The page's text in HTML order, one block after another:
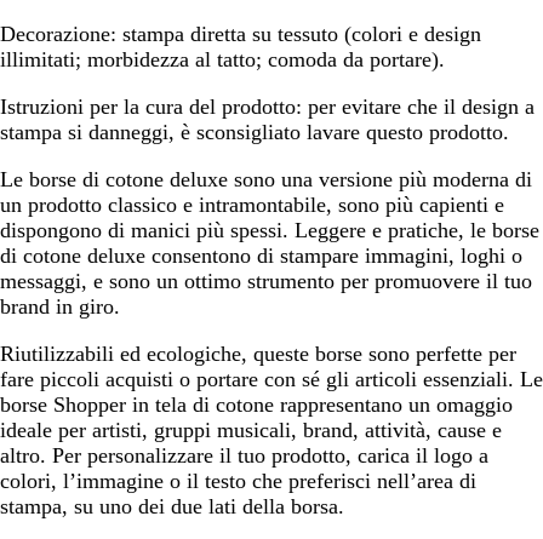
Decorazione: stampa diretta su tessuto (colori e design
illimitati; morbidezza al tatto; comoda da portare).
Istruzioni per la cura del prodotto: per evitare che il design a
stampa si danneggi, è sconsigliato lavare questo prodotto.
Le borse di cotone deluxe sono una versione più moderna di
un prodotto classico e intramontabile, sono più capienti e
dispongono di manici più spessi. Leggere e pratiche, le borse
di cotone deluxe consentono di stampare immagini, loghi o
messaggi, e sono un ottimo strumento per promuovere il tuo
brand in giro.
Riutilizzabili ed ecologiche, queste borse sono perfette per
fare piccoli acquisti o portare con sé gli articoli essenziali. Le
borse Shopper in tela di cotone rappresentano un omaggio
ideale per artisti, gruppi musicali, brand, attività, cause e
altro. Per personalizzare il tuo prodotto, carica il logo a
colori, l’immagine o il testo che preferisci nell’area di
stampa, su uno dei due lati della borsa.